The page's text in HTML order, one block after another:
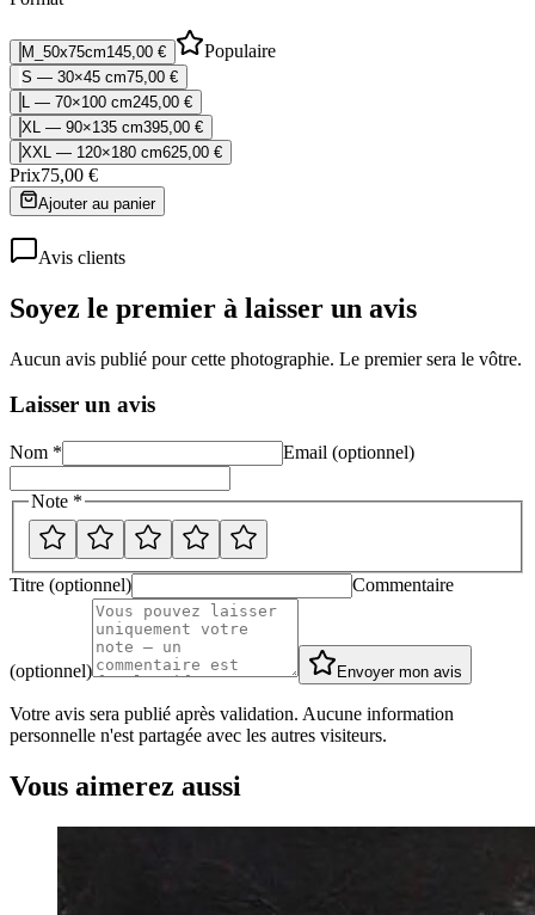
M_50x75cm145,00 € Populaire
S — 30×45 cm75,00 €
L — 70×100 cm245,00 €
XL — 90×135 cm395,00 €
XXL — 120×180 cm625,00 €
Prix75,00 €
Ajouter au panier
Avis clients
Soyez le premier à laisser un avis
Aucun avis publié pour cette photographie. Le premier sera le vôtre.
Laisser un avis
Nom * Email (optionnel)
Note *
Titre (optionnel) Commentaire
(optionnel) Envoyer mon avis
Votre avis sera publié après validation. Aucune information
personnelle n'est partagée avec les autres visiteurs.
Vous aimerez aussi